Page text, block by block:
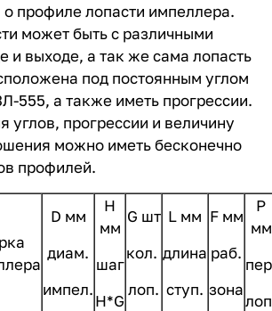
о профиле лопасти импеллера.
может быть с различными
и выходе, а так же сама лопасть
под постоянным углом
555, а также иметь прогрессии.
углов, прогрессии и величину
можно иметь бесконечно
профилей.
D мм
диам.
импел.
H
мм
шаг
H*G
G шт
кол.
лоп.
L мм
длина
ступ.
F мм
раб.
зона
Р
мм